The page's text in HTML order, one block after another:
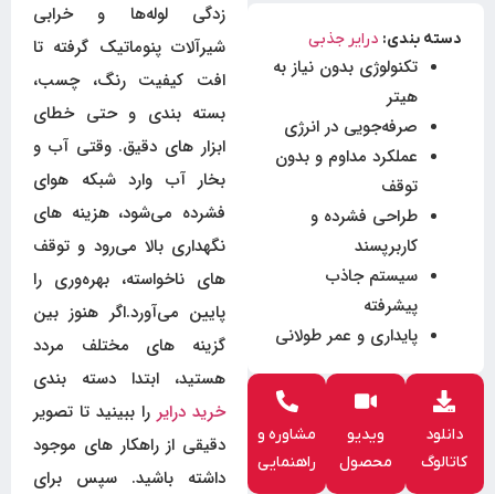
دسته بندی: درایر جذبی
تکنولوژی بدون نیاز به
هیتر
صرفه‌جویی در انرژی
عملکرد مداوم و بدون
توقف
طراحی فشرده و
کاربرپسند
سیستم جاذب
پیشرفته
پایداری و عمر طولانی
دانلود
کاتالوگ
ویدیو
محصول
مشاوره و
راهنمایی
زدگی لوله‌ها و خرابی
شیرآلات پنوماتیک گرفته تا
افت کیفیت رنگ، چسب،
بسته بندی و حتی خطای
ابزار های دقیق. وقتی آب و
بخار آب وارد شبکه هوای
فشرده می‌شود، هزینه های
نگهداری بالا می‌رود و توقف
های ناخواسته، بهره‌وری را
پایین می‌آورد.اگر هنوز بین
گزینه های مختلف مردد
هستید، ابتدا دسته بندی
خرید درایر را ببینید تا تصویر
دقیقی از راهکار های موجود
داشته باشید. سپس برای